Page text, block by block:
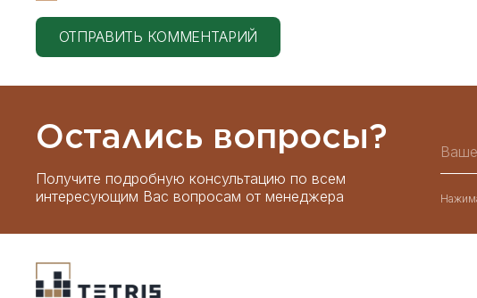
ОТПРАВИТЬ КОММЕНТАРИЙ
Остались вопросы?
Получите подробную консультацию по всем
интересующим Вас вопросам от менеджера